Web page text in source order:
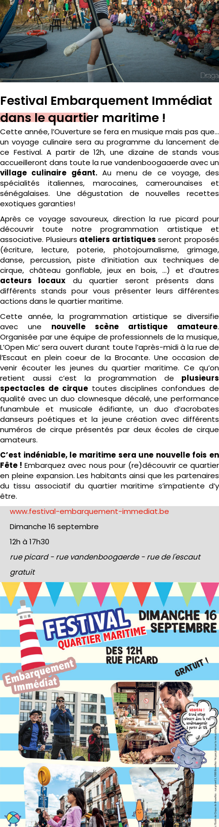
Festival Embarquement Immédiat
dans le quartier maritime !
Cette année, l’Ouverture se fera en musique mais pas que…
un voyage culinaire sera au programme du lancement de
ce Festival. A partir de 12h, une dizaine de stands vous
accueilleront dans toute la rue vandenboogaaerde avec un
village culinaire géant.Au menu de ce voyage, des
spécialités italiennes, marocaines, camerounaises et
sénégalaises. Une dégustation de nouvelles recettes
exotiques garanties!
Après ce voyage savoureux, direction la rue picard pour
découvrir toute notre programmation artistique et
associative. Plusieurs ateliers artistiques seront proposés
(écriture, lecture, poterie, photojournalisme, grimage,
danse, percussion, piste d’initiation aux techniques de
cirque, château gonflable, jeux en bois, …) et d’autres
acteurs locaux du quartier seront présents dans
différents stands pour vous présenter leurs différentes
actions dans le quartier maritime.
Cette année, la programmation artistique se diversifie
avec une nouvelle scène artistique amateure.
Organisée par une équipe de professionnels de la musique,
L’Open Mic’ sera ouvert durant toute l’après-midi à la rue de
l’Escaut en plein coeur de la Brocante. Une occasion de
venir écouter les jeunes du quartier maritime. Ce qu’on
retient aussi c’est la programmation de plusieurs
spectacles de cirquetoutes disciplines confondues de
qualité avec un duo clownesque décalé, une performance
funambule et musicale édifiante, un duo d’acrobates
danseurs poétiques et la jeune création avec différents
numéros de cirque présentés par deux écoles de cirque
amateurs.
C’est indéniable, le maritime sera une nouvelle fois en
Fête ! Embarquez avec nous pour (re)découvrir ce quartier
en pleine expansion. Les habitants ainsi que les partenaires
du tissu associatif du quartier maritime s’impatiente d’y
être.
www.festival-embarquement-immediat.be
Dimanche 16 septembre
12h à 17h30
rue picard - rue vandenboogaerde - rue de l'escaut
gratuit